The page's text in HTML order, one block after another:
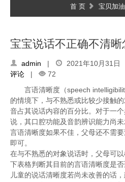
首 页 宝贝加油
宝宝说话不正确不清
admin | 2021年10月31
评论 |
72
言语清晰度（speech
的情境下，与不熟悉或比较少接触
音占其说话内容的百分比。对于一
说，其口腔功能及音韵辨识能力尚
言语清晰度如果不佳，父母还不需
即可。
在与不熟悉的对象说话时，父母可
下表格判断其目前的言语清晰度是
儿童的说话清晰度若尚未改善的话